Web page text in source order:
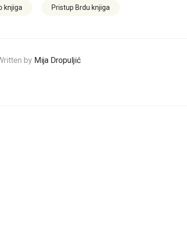
knjiga Pristup Brdu knjiga
by Mija Dropuljić